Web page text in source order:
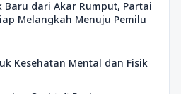
Baru dari Akar Rumput, Partai
Melangkah Menuju Pemilu
Kesehatan Mental dan Fisik